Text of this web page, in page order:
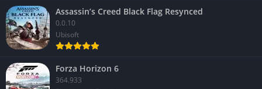
Heat.
Salto gráfico impresionante con Unreal Engine 5.
Historia presentada con un estilo mucho más
Plantilla variada que equilibra clásicos y nuevos luchadores.
Assassin’s Creed Black Flag Resynced
0.0.10
Ubisoft
Forza Horizon 6
364.933